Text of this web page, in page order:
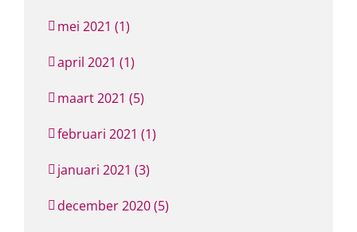
mei 2021 (1)
april 2021 (1)
maart 2021 (5)
februari 2021 (1)
januari 2021 (3)
december 2020 (5)